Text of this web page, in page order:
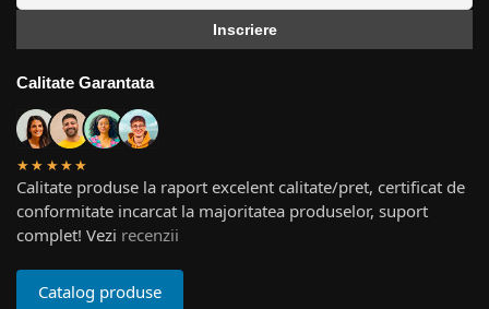
Calitate Garantata
★★★★★
Calitate produse la raport excelent calitate/pret, certificat de
conformitate incarcat la majoritatea produselor, suport
complet! Vezi recenzii
Catalog produse